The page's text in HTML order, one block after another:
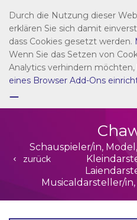
☰
zurück
Schauspieler/in,
Musicaldarsteller/
Durch die Nutzung dieser
erklären Sie sich damit
dass Cookies gesetzt werden.
Wenn Sie das Setzen von
Analytics verhindern
eines Browser Add-Ons